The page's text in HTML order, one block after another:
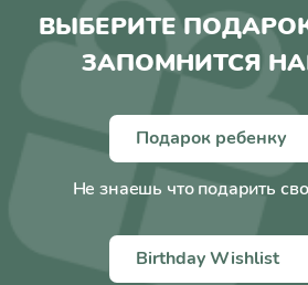
ВЫБЕРИТЕ
ЗАПОМНИТСЯ
Подарок ребенку
Не знаешь что подарить
Birthday Wishlist